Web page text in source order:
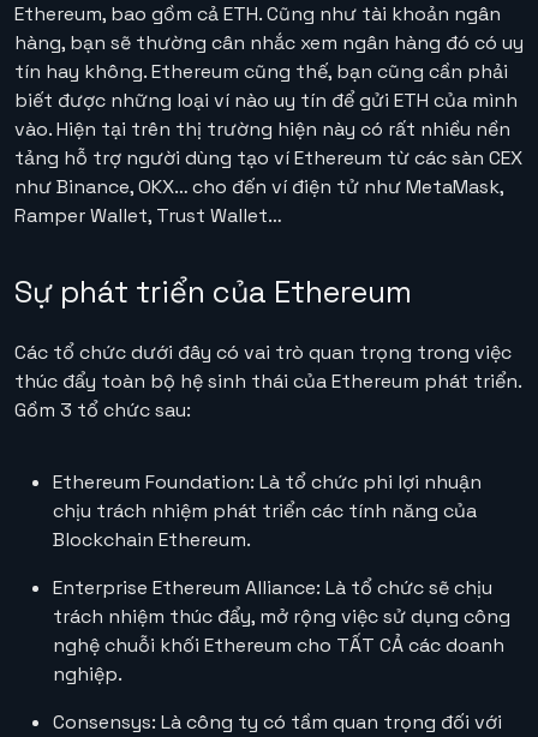
Ethereum, bao gồm cả ETH. Cũng như tài khoản ngân
hàng, bạn sẽ thường cân nhắc xem ngân hàng đó có uy
tín hay không. Ethereum cũng thế, bạn cũng cần phải
biết được những loại ví nào uy tín để gửi ETH của mình
vào. Hiện tại trên thị trường hiện này có rất nhiều nền
tảng hỗ trợ người dùng tạo ví Ethereum từ các sàn CEX
như Binance, OKX… cho đến ví điện tử như MetaMask,
Ramper Wallet, Trust Wallet…
Sự phát triển của Ethereum
Các tổ chức dưới đây có vai trò quan trọng trong việc
thúc đẩy toàn bộ hệ sinh thái của Ethereum phát triển.
Gồm 3 tổ chức sau:
Ethereum Foundation: Là tổ chức phi lợi nhuận
chịu trách nhiệm phát triển các tính năng của
Blockchain Ethereum.
Enterprise Ethereum Alliance: Là tổ chức sẽ chịu
trách nhiệm thúc đẩy, mở rộng việc sử dụng công
nghệ chuỗi khối Ethereum cho TẤT CẢ các doanh
nghiệp.
Consensys: Là công ty có tầm quan trọng đối với